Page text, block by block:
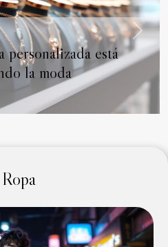
personalizada está
la moda
Next
Ropa